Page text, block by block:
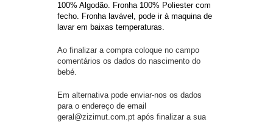
100% Algodão. Fronha 100% Poliester com
fecho. Fronha lavável, pode ir à maquina de
lavar em baixas temperaturas.
Ao finalizar a compra coloque no campo
comentários os dados do nascimento do
bebé.
Em alternativa pode enviar-nos os dados
para o endereço de email
geral@zizimut.com.pt após finalizar a sua